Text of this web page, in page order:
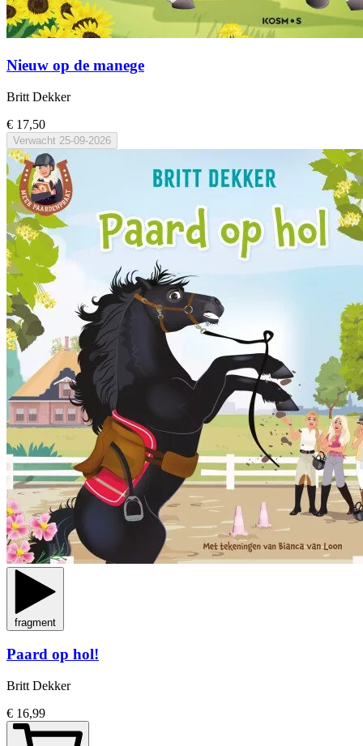
Nieuw op de manege
Britt Dekker
€ 17,50
Verwacht 25-09-2026
fragment
Paard op hol!
Britt Dekker
€ 16,99